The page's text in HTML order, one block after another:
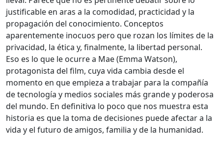
justificable en aras a la comodidad, practicidad y la
propagación del conocimiento. Conceptos
aparentemente inocuos pero que rozan los límites de la
privacidad, la ética y, finalmente, la libertad personal.
Eso es lo que le ocurre a Mae (Emma Watson),
protagonista del film, cuya vida cambia desde el
momento en que empieza a trabajar para la compañía
de tecnología y medios sociales más grande y poderosa
del mundo. En definitiva lo poco que nos muestra esta
historia es que la toma de decisiones puede afectar a la
vida y el futuro de amigos, familia y de la humanidad.